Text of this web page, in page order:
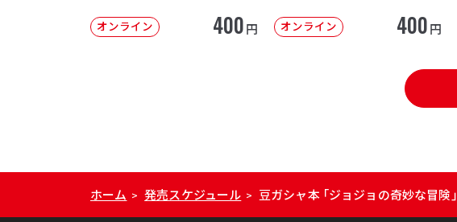
オンライン 400円 オンライン 400円
ホーム > 発売スケジュール > 豆ガシャ本 「ジョジョの奇妙な冒険」